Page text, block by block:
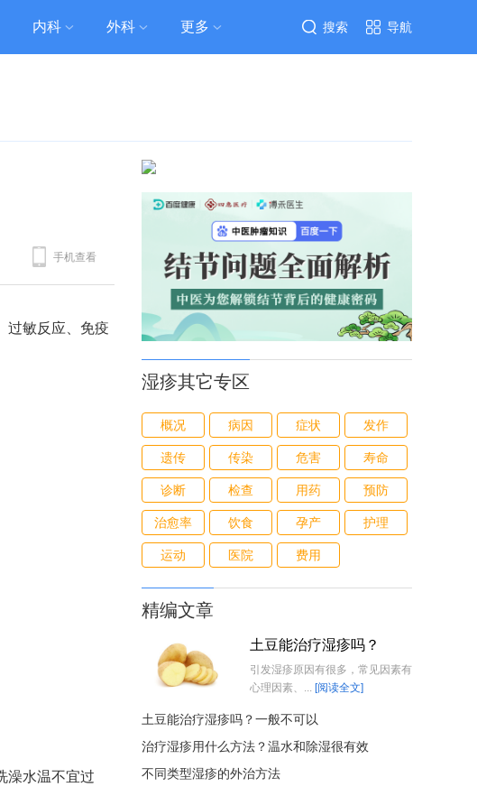
内科 外科 更多 导航
搜索
手机查看
过敏反应、免疫
澡水温不宜过
湿疹其它专区
概况 病因 症状 发作
遗传 传染 危害 寿命
诊断 检查 用药 预防
治愈率 饮食 孕产 护理
运动 医院 费用
精编文章
土豆能治疗湿疹吗？
引发湿疹原因有很多，常见因素有
心理因素、... [阅读全文]
土豆能治疗湿疹吗？一般不可以
治疗湿疹用什么方法？温水和除湿很有效
不同类型湿疹的外治方法